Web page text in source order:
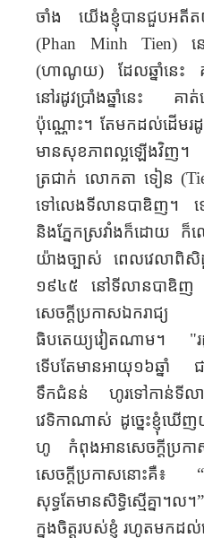
ចាំង យើង​ខ្ញុំ​បាន​ជួប​អ
(Phan Minh Tien)
(ហាណូយ) ដែល​ឆ្នាំនេះ គ
នៅរដូវប្រាំង​ឆ្នាំនេះ​ គាត់​
ប៉ុណ្ណោះ។ តែមកដល់​ដើម​រដូ
មាន​សុខភាព​ល្អ​ឡើង​វិញ​។
ត្រជាក់ លោក​តា ទៀន
ទៅ​លេង​ទីលាន​បាឌិញ​។ ទ
និងភ្នែក​ស្រវាំង​ក៏ដោយ
យ៉ាងច្បាស់ ​ពេលវេលា​ពិសិដ្
១៩៤៥ នៅ​ទីលាន​បាឌិញ
សេចក្ដីប្រកាស​ឯករាជ្យ
ធិបតេយ្យ​វៀតណាម​។ "រដូ
ទើបតែ​មាន​អាយុ១៦​ឆ្នាំ
ទឹកជំនន់ ហូរទៅកាន់​ទីល
វេទិកា​ណាស់ ដូច្នេះ​ខ្ញុំឃ
ហូ កំពុង​អាន​សេចក្ដី​ប្រកា
សេចក្ដីប្រកាសនោះ​គឺ៖ “
សុទ្ធតែ​មាន​សិទ្ធិ​ស្មើគ្នា។
ក្នុងចិត្តរបស់ខ្ញុំ រហូតមកដ